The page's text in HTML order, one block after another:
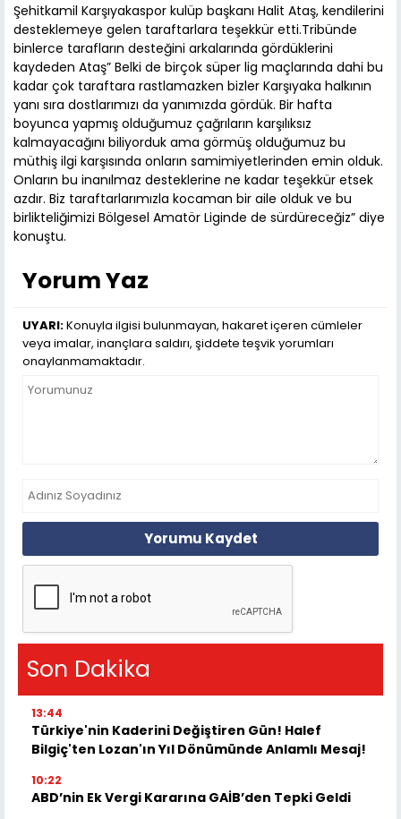
Şehitkamil Karşıyakaspor kulüp başkanı Halit Ataş, kendilerini
desteklemeye gelen taraftarlara teşekkür etti.Tribünde
binlerce tarafların desteğini arkalarında gördüklerini
kaydeden Ataş” Belki de birçok süper lig maçlarında dahi bu
kadar çok taraftara rastlamazken bizler Karşıyaka halkının
yanı sıra dostlarımızı da yanımızda gördük. Bir hafta
boyunca yapmış olduğumuz çağrıların karşılıksız
kalmayacağını biliyorduk ama görmüş olduğumuz bu
müthiş ilgi karşısında onların samimiyetlerinden emin olduk.
Onların bu inanılmaz desteklerine ne kadar teşekkür etsek
azdır. Biz taraftarlarımızla kocaman bir aile olduk ve bu
birlikteliğimizi Bölgesel Amatör Liginde de sürdüreceğiz” diye
konuştu.
Yorum Yaz
UYARI:Konuyla ilgisi bulunmayan, hakaret içeren cümleler
veya imalar, inançlara saldırı, şiddete teşvik yorumları
onaylanmamaktadır.
Yorumu Kaydet
Son Dakika
13:44
Türkiye'nin Kaderini Değiştiren Gün! Halef
Bilgiç'ten Lozan'ın Yıl Dönümünde Anlamlı Mesaj!
10:22
ABD’nin Ek Vergi Kararına GAİB’den Tepki Geldi